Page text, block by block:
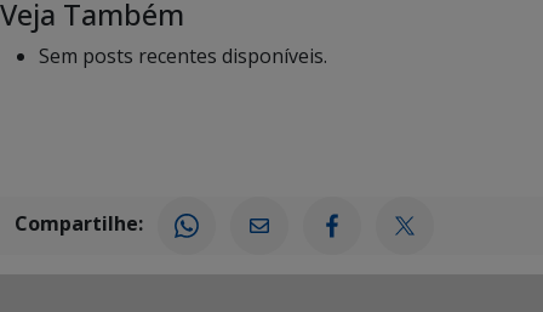
Veja Também
Sem posts recentes disponíveis.
Compartilhe: